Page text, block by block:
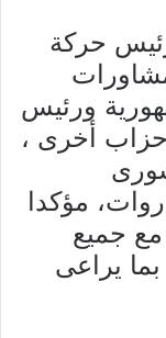
حركة
ورئيس
أخرى ،
مؤكدا
جميع
يراعى